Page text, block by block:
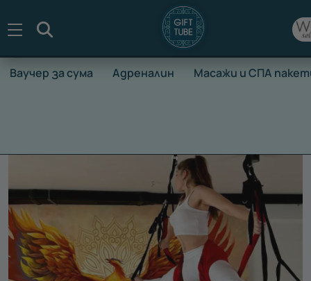
Ваучер за сума Адреналин Масажи и СПА